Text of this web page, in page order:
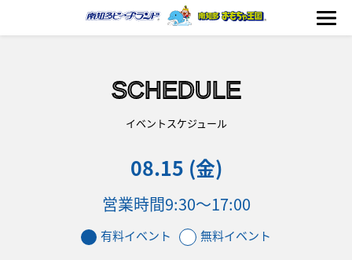
海の生きもの
おもちゃ王国
SCHEDULE
イベントスケジュール
08.15 (金)
営業時間9:30～17:00
有料イベント 無料イベント